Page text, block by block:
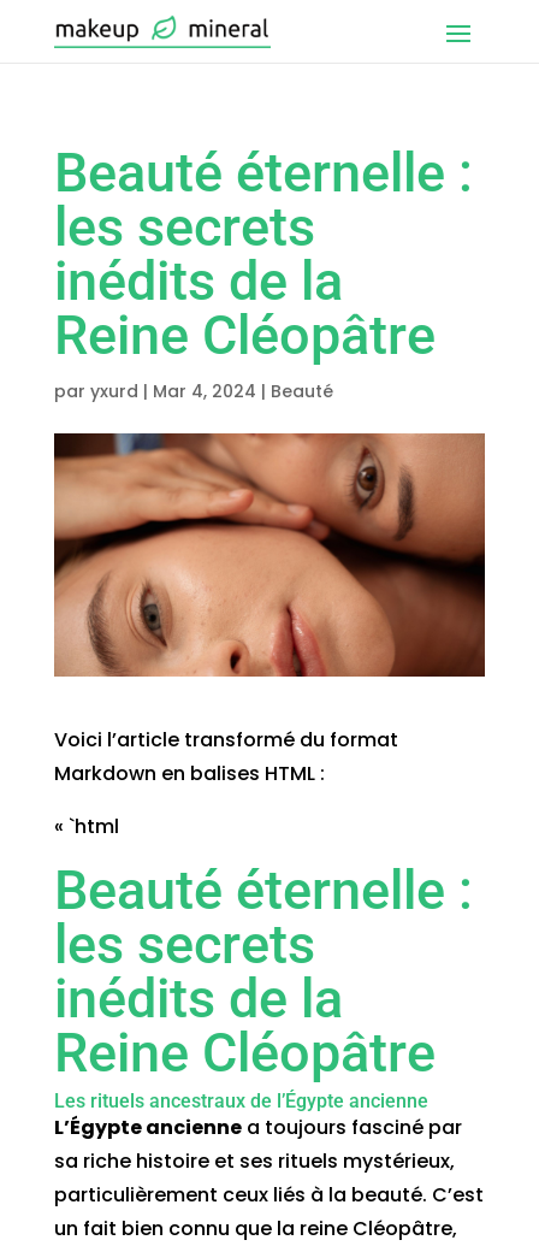
Beauté éternelle :
les secrets
inédits de la
Reine Cléopâtre
par yxurd | Mar 4, 2024 | Beauté
Voici l’article transformé du format
Markdown en balises HTML :
« `html
Beauté éternelle :
les secrets
inédits de la
Reine Cléopâtre
Les rituels ancestraux de l’Égypte ancienne
L’Égypte anciennea toujours fasciné par
sa riche histoire et ses rituels mystérieux,
particulièrement ceux liés à la beauté. C’est
un fait bien connu que la reine Cléopâtre,